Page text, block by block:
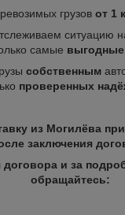
грузов от 1
ситуацию
самые
собственным
проверенных
из Могилёва
заключения
договора и за
обращайтесь: